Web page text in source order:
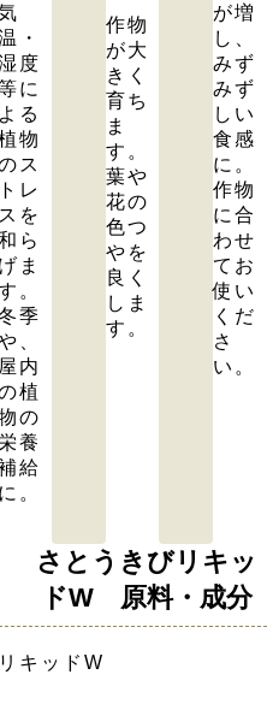
・
度
に
よる
物
ス
トレ
スを
ら
げま
。
季
、
屋内
植
の
養
給
に。
作物
が大
きく
育ち
ま
す。
葉や
花の
色つ
やを
良く
しま
す。
が増
し、
みず
みず
しい
食感
に。
作物
に合
わせ
てお
使い
くだ
さ
い。
さとうきびリキッ
ドW 原料・成分
キッドW